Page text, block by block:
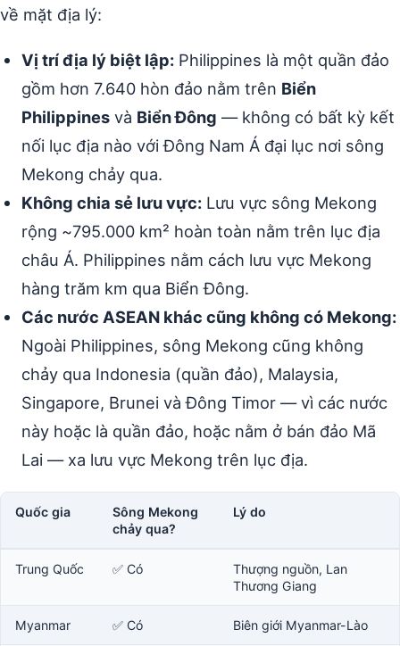
về mặt địa lý:
Vị trí địa lý biệt lập: Philippines là một quần đảo
gồm hơn 7.640 hòn đảo nằm trên Biển
Philippines và Biển Đông — không có bất kỳ kết
nối lục địa nào với Đông Nam Á đại lục nơi sông
Mekong chảy qua.
Không chia sẻ lưu vực: Lưu vực sông Mekong
rộng ~795.000 km² hoàn toàn nằm trên lục địa
châu Á. Philippines nằm cách lưu vực Mekong
hàng trăm km qua Biển Đông.
Các nước ASEAN khác cũng không có Mekong:
Ngoài Philippines, sông Mekong cũng không
chảy qua Indonesia (quần đảo), Malaysia,
Singapore, Brunei và Đông Timor — vì các nước
này hoặc là quần đảo, hoặc nằm ở bán đảo Mã
Lai — xa lưu vực Mekong trên lục địa.
Quốc gia
Sông Mekong
chảy qua?
Lý do
Trung Quốc ✅ Có
Thượng nguồn, Lan
Thương Giang
Myanmar ✅ Có Biên giới Myanmar-Lào